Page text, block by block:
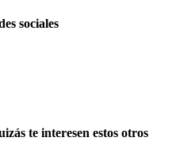
sociales
te interesen estos otros